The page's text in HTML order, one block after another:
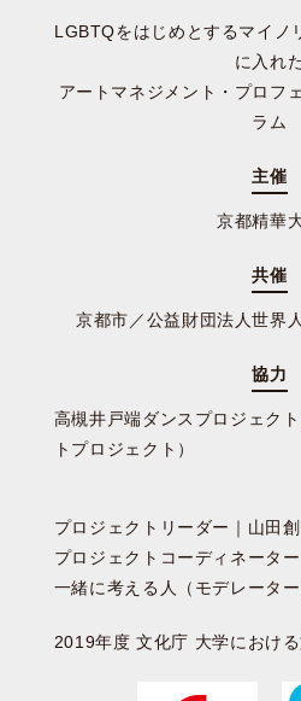
LGBTQをはじめとするマイノ
に入れ
アートマネジメント・プロフ
ラム
主催
京都精華
共催
京都市／公益財団法人世界
協力
高槻井戸端ダンスプロジェク
トプロジェクト）
プロジェクトリーダー｜山田
プロジェクトコーディネータ
一緒に考える人（モデレータ
2019年度 文化庁 大学におけ